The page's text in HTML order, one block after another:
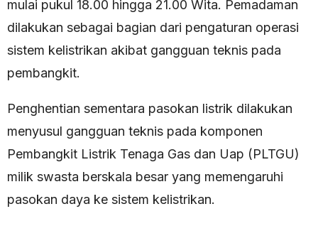
mulai pukul 18.00 hingga 21.00 Wita. Pemadaman
dilakukan sebagai bagian dari pengaturan operasi
sistem kelistrikan akibat gangguan teknis pada
pembangkit.
Penghentian sementara pasokan listrik dilakukan
menyusul gangguan teknis pada komponen
Pembangkit Listrik Tenaga Gas dan Uap (PLTGU)
milik swasta berskala besar yang memengaruhi
pasokan daya ke sistem kelistrikan.